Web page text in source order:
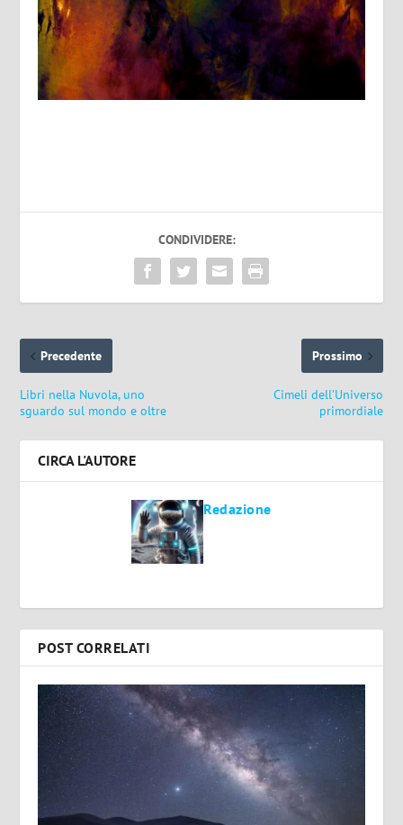
CONDIVIDERE:
Precedente
Libri nella Nuvola, uno
sguardo sul mondo e oltre
Prossimo
Cimeli dell’Universo
primordiale
CIRCA L'AUTORE
Redazione
POST CORRELATI